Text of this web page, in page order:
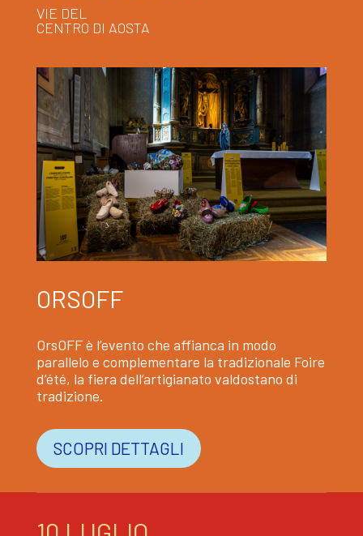
VIE DEL
CENTRO DI AOSTA
ORSOFF
OrsOFF è l’evento che affianca in modo
parallelo e complementare la tradizionale Foire
d’été, la fiera dell’artigianato valdostano di
tradizione.
SCOPRI DETTAGLI